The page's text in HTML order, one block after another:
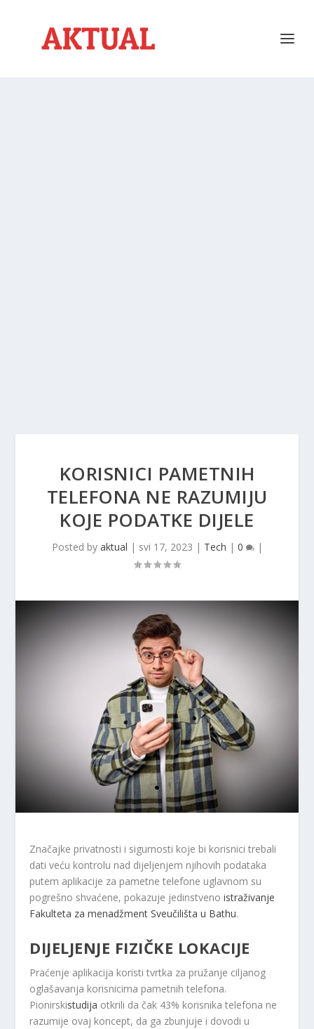
KORISNICI PAMETNIH
TELEFONA NE RAZUMIJU
KOJE PODATKE DIJELE
Posted by aktual | svi 17, 2023 | Tech | 0 |
Značajke privatnosti i sigurnosti koje bi korisnici trebali
dati veću kontrolu nad dijeljenjem njihovih podataka
putem aplikacije za pametne telefone uglavnom su
pogrešno shvaćene, pokazuje jedinstvenoistraživanje
Fakulteta za menadžment Sveučilišta u Bathu.
DIJELJENJE FIZIČKE LOKACIJE
Praćenje aplikacija koristi tvrtka za pružanje ciljanog
oglašavanja korisnicima pametnih telefona.
Pionirskistudija otkrili da čak 43% korisnika telefona ne
razumije ovaj koncept, da ga zbunjuje i dovodi u